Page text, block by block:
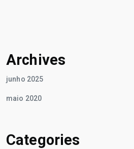
Archives
junho 2025
maio 2020
Categories